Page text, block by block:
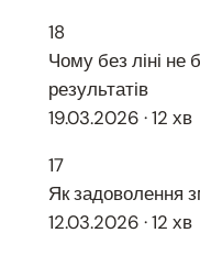
18
Чому без ліні
результатів
19.03.2026 · 12 хв
17
Як задоволення
12.03.2026 · 12 хв